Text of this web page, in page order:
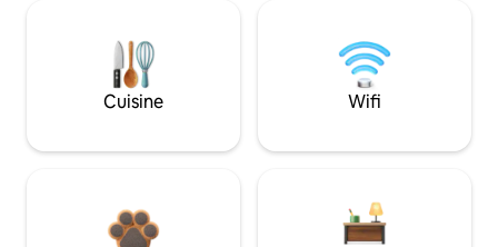
Cuisine Wifi